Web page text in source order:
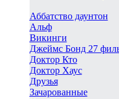
Аббатство даунтон
Альф
Викинги
Джеймс Бонд 27
Доктор Кто
Доктор Хаус
Друзья
Зачарованные